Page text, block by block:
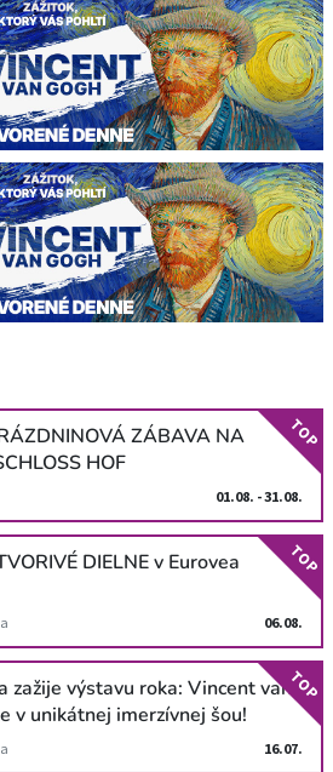
ZÁBAVA NA
HOF
01.08. - 31.08.
TOP
DIELNE v Eurovea
06.08.
TOP
zažije výstavu roka: Vincent van
v unikátnej imerzívnej šou!
16.07.
TOP